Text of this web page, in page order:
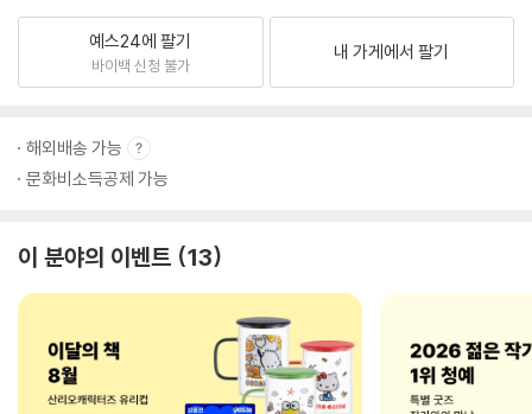
예스24에 팔기
바이백 신청 불가
내 가게에서 팔기
해외배송 가능
문화비소득공제 가능
이 분야의 이벤트 13